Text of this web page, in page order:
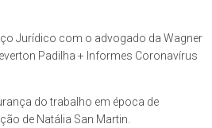
Jurídico com o advogado da Wagner
Padilha + Informes Coronavírus
do trabalho em época de
de Natália San Martin.